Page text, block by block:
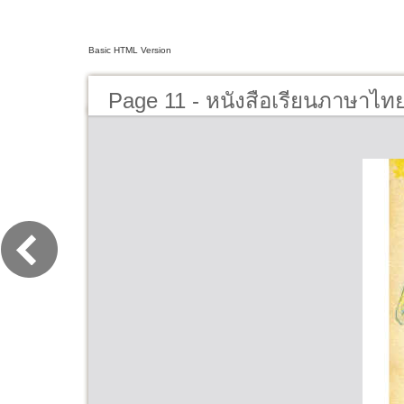
Basic HTML Version
Page 11 - หนังสือเรียนภาษาไท